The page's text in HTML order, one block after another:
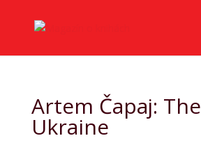
Artem Čapaj: The
Ukraine